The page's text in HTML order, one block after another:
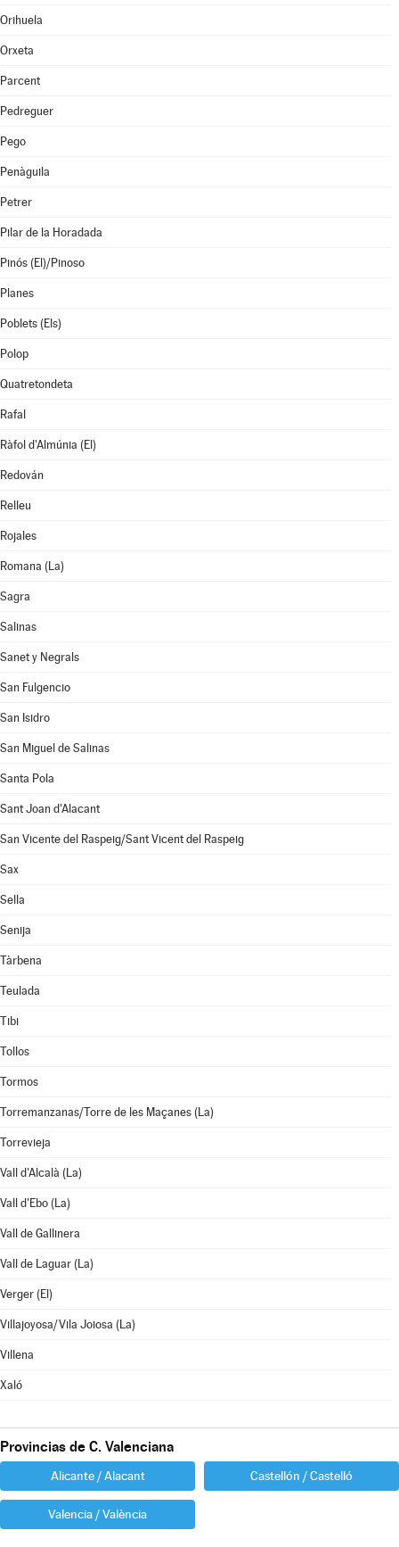
Orihuela
Orxeta
Parcent
Pedreguer
Pego
Penàguila
Petrer
Pilar de la Horadada
Pinós (El)/Pinoso
Planes
Poblets (Els)
Polop
Quatretondeta
Rafal
Ràfol d'Almúnia (El)
Redován
Relleu
Rojales
Romana (La)
Sagra
Salinas
Sanet y Negrals
San Fulgencio
San Isidro
San Miguel de Salinas
Santa Pola
Sant Joan d'Alacant
San Vicente del Raspeig/Sant Vicent del Raspeig
Sax
Sella
Senija
Tàrbena
Teulada
Tibi
Tollos
Tormos
Torremanzanas/Torre de les Maçanes (La)
Torrevieja
Vall d'Alcalà (La)
Vall d'Ebo (La)
Vall de Gallinera
Vall de Laguar (La)
Verger (El)
Villajoyosa/Vila Joiosa (La)
Villena
Xaló
Provincias de C. Valenciana
Alicante / Alacant Castellón / Castelló
Valencia / València